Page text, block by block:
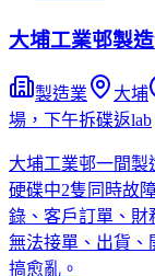
大埔工業邨製
製造業 大埔
場，下午拆碟返lab
大埔工業邨一間製
硬碟中2隻同時故
錄、客戶訂單、財
無法接單、出貨
搞愈亂。